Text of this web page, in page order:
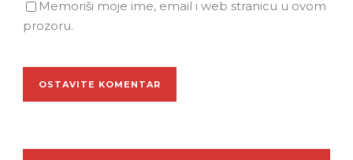
Memoriši moje ime, email i web stranicu u ovom
prozoru.